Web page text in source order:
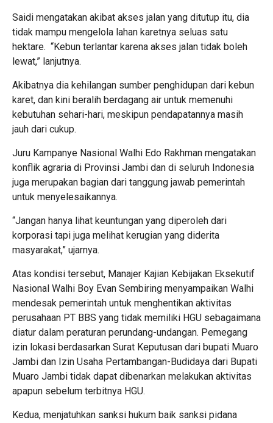
Saidi mengatakan akibat akses jalan yang ditutup itu, dia
tidak mampu mengelola lahan karetnya seluas satu
hektare. “Kebun terlantar karena akses jalan tidak boleh
lewat,” lanjutnya.
Akibatnya dia kehilangan sumber penghidupan dari kebun
karet, dan kini beralih berdagang air untuk memenuhi
kebutuhan sehari-hari, meskipun pendapatannya masih
jauh dari cukup.
Juru Kampanye Nasional Walhi Edo Rakhman mengatakan
konflik agraria di Provinsi Jambi dan di seluruh Indonesia
juga merupakan bagian dari tanggung jawab pemerintah
untuk menyelesaikannya.
“Jangan hanya lihat keuntungan yang diperoleh dari
korporasi tapi juga melihat kerugian yang diderita
masyarakat,” ujarnya.
Atas kondisi tersebut, Manajer Kajian Kebijakan Eksekutif
Nasional Walhi Boy Evan Sembiring menyampaikan Walhi
mendesak pemerintah untuk menghentikan aktivitas
perusahaan PT BBS yang tidak memiliki HGU sebagaimana
diatur dalam peraturan perundang-undangan. Pemegang
izin lokasi berdasarkan Surat Keputusan dari bupati Muaro
Jambi dan Izin Usaha Pertambangan-Budidaya dari Bupati
Muaro Jambi tidak dapat dibenarkan melakukan aktivitas
apapun sebelum terbitnya HGU.
Kedua, menjatuhkan sanksi hukum baik sanksi pidana